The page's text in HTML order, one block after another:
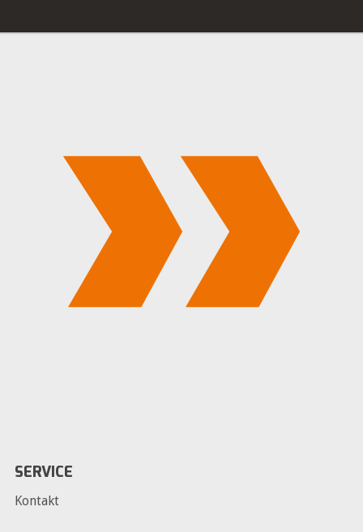
SERVICE
Kontakt